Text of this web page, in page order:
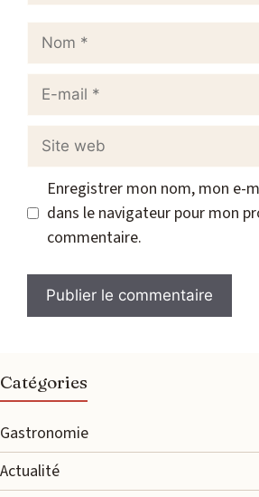
Nom
Site
Enregistrer mon nom, mon e-
dans le navigateur pour mon
commentaire.
Catégories
Gastronomie
Actualité